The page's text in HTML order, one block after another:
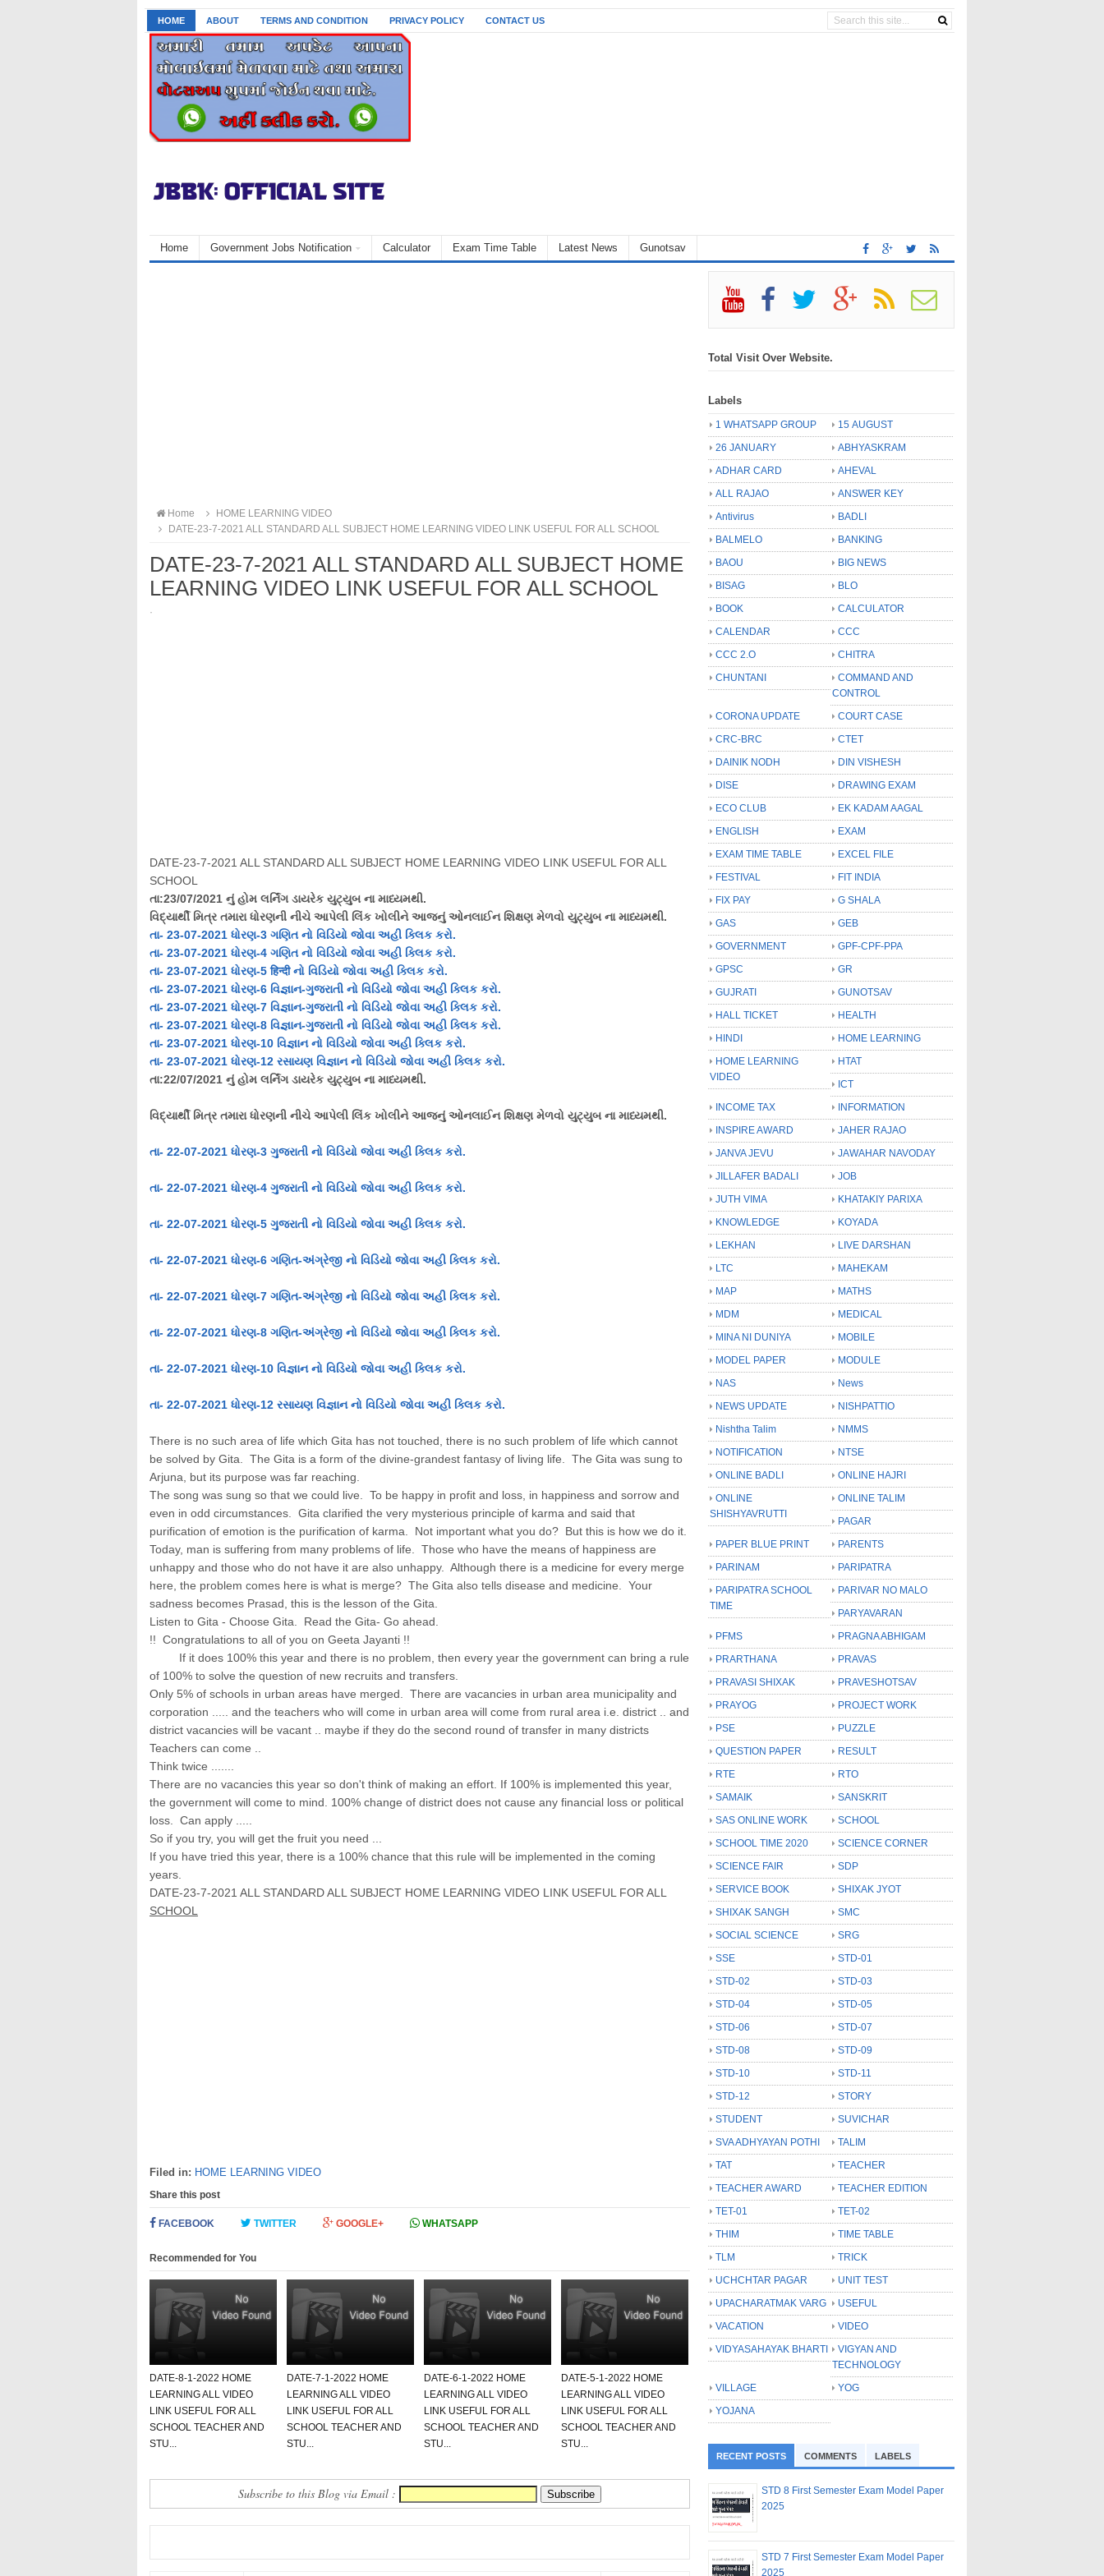
HOME ABOUT TERMS AND CONDITION PRIVACY POLICY CONTACT US
Home Government Jobs Notification Calculator Exam Time Table Latest News Gunotsav
Home
HOME LEARNING VIDEO
DATE-23-7-2021 ALL STANDARD ALL SUBJECT HOME LEARNING VIDEO LINK USEFUL FOR ALL SCHOOL
DATE-23-7-2021 ALL STANDARD ALL SUBJECT HOME
LEARNING VIDEO LINK USEFUL FOR ALL SCHOOL
·
DATE-23-7-2021 ALL STANDARD ALL SUBJECT HOME LEARNING VIDEO LINK USEFUL FOR ALL
SCHOOL
તા:23/07/2021 નું હોમ લર્નિંગડાયરેક યુટ્યુબ ના માધ્યમથી.
વિદ્યાર્થી મિત્ર તમારા ધોરણની નીચે આપેલી લિંક ખોલીને આજનું ઓનલાઈન શિક્ષણ મેળવો યુટ્યુબ ના માધ્યમથી.
તા- 23-07-2021 ધોરણ-3 ગણિત નો વિડિયો જોવા અહી ક્લિક કરો.
તા- 23-07-2021 ધોરણ-4 ગણિત નો વિડિયો જોવા અહી ક્લિક કરો.
તા- 23-07-2021 ધોરણ-5हिन्दीનો વિડિયો જોવા અહી ક્લિક કરો.
તા- 23-07-2021 ધોરણ-6 વિજ્ઞાન-ગુજરાતી નો વિડિયો જોવા અહી ક્લિક કરો.
તા- 23-07-2021 ધોરણ-7 વિજ્ઞાન-ગુજરાતી નો વિડિયો જોવા અહી ક્લિક કરો.
તા- 23-07-2021 ધોરણ-8 વિજ્ઞાન-ગુજરાતી નો વિડિયો જોવા અહી ક્લિક કરો.
તા- 23-07-2021 ધોરણ-10 વિજ્ઞાન નો વિડિયો જોવા અહી ક્લિક કરો.
તા- 23-07-2021 ધોરણ-12 રસાયણ વિજ્ઞાન નો વિડિયો જોવા અહી ક્લિક કરો.
તા:22/07/2021 નું હોમ લર્નિંગ ડાયરેક યુટ્યુબ ના માધ્યમથી.
વિદ્યાર્થી મિત્ર તમારા ધોરણની નીચે આપેલી લિંક ખોલીને આજનું ઓનલાઈન શિક્ષણ મેળવો યુટ્યુબ ના માધ્યમથી.
તા- 22-07-2021 ધોરણ-3 ગુજરાતી નો વિડિયો જોવા અહી ક્લિક કરો.
તા- 22-07-2021 ધોરણ-4 ગુજરાતી નો વિડિયો જોવા અહી ક્લિક કરો.
તા- 22-07-2021 ધોરણ-5 ગુજરાતી નો વિડિયો જોવા અહી ક્લિક કરો.
તા- 22-07-2021 ધોરણ-6 ગણિત-અંગ્રેજી નો વિડિયો જોવા અહી ક્લિક કરો.
તા- 22-07-2021 ધોરણ-7 ગણિત-અંગ્રેજી નો વિડિયો જોવા અહી ક્લિક કરો.
તા- 22-07-2021 ધોરણ-8 ગણિત-અંગ્રેજી નો વિડિયો જોવા અહી ક્લિક કરો.
તા- 22-07-2021 ધોરણ-10 વિજ્ઞાન નો વિડિયો જોવા અહી ક્લિક કરો.
તા- 22-07-2021 ધોરણ-12 રસાયણ વિજ્ઞાન નો વિડિયો જોવા અહી ક્લિક કરો.
There is no such area of ​​life which Gita has not touched, there is no such problem of life which cannot
be solved by Gita. The Gita is a form of the divine-grandest fantasy of living life. The Gita was sung to
Arjuna, but its purpose was far reaching.
The song was sung so that we could live. To be happy in profit and loss, in happiness and sorrow and
even in odd circumstances. Gita clarified the very mysterious principle of karma and said that
purification of emotion is the purification of karma. Not important what you do? But this is how we do it.
Today, man is suffering from many problems of life. Those who have the means of happiness are
unhappy and those who do not have it are also unhappy. Although there is a medicine for every merge
here, the problem comes here is what is merge? The Gita also tells disease and medicine. Your
sadness becomes Prasad, this is the lesson of the Gita.
Listen to Gita - Choose Gita. Read the Gita- Go ahead.
!! Congratulations to all of you on Geeta Jayanti !!
If it does 100% this year and there is no problem, then every year the government can bring a rule
of 100% to solve the question of new recruits and transfers.
Only 5% of schools in urban areas have merged. There are vacancies in urban area municipality and
corporation ..... and the teachers who will come in urban area will come from rural area i.e. district .. and
district vacancies will be vacant .. maybe if they do the second round of transfer in many districts
Teachers can come ..
Think twice .......
There are no vacancies this year so don't think of making an effort. If 100% is implemented this year,
the government will come to mind. 100% change of district does not cause any financial loss or political
loss. Can apply .....
So if you try, you will get the fruit you need ...
If you have tried this year, there is a 100% chance that this rule will be implemented in the coming
years.
DATE-23-7-2021 ALL STANDARD ALL SUBJECT HOME LEARNING VIDEO LINK USEFUL FOR ALL
SCHOOL
Filed in: HOME LEARNING VIDEO
Share this post
FACEBOOK TWITTER GOOGLE+ WHATSAPP
Recommended for You
DATE-8-1-2022 HOME
LEARNING ALL VIDEO
LINK USEFUL FOR ALL
SCHOOL TEACHER AND
STU...
DATE-7-1-2022 HOME
LEARNING ALL VIDEO
LINK USEFUL FOR ALL
SCHOOL TEACHER AND
STU...
DATE-6-1-2022 HOME
LEARNING ALL VIDEO
LINK USEFUL FOR ALL
SCHOOL TEACHER AND
STU...
DATE-5-1-2022 HOME
LEARNING ALL VIDEO
LINK USEFUL FOR ALL
SCHOOL TEACHER AND
STU...
Subscribe to this Blog via Email :
Total Visit Over Website.
Labels
1 WHATSAPP GROUP
15 AUGUST
26 JANUARY
ABHYASKRAM
ADHAR CARD
AHEVAL
ALL RAJAO
ANSWER KEY
Antivirus
BADLI
BALMELO
BANKING
BAOU
BIG NEWS
BISAG
BLO
BOOK
CALCULATOR
CALENDAR
CCC
CCC 2.O
CHITRA
CHUNTANI
COMMAND AND
CONTROL
CORONA UPDATE
COURT CASE
CRC-BRC
CTET
DAINIK NODH
DIN VISHESH
DISE
DRAWING EXAM
ECO CLUB
EK KADAM AAGAL
ENGLISH
EXAM
EXAM TIME TABLE
EXCEL FILE
FESTIVAL
FIT INDIA
FIX PAY
G SHALA
GAS
GEB
GOVERNMENT
GPF-CPF-PPA
GPSC
GR
GUJRATI
GUNOTSAV
HALL TICKET
HEALTH
HINDI
HOME LEARNING
HOME LEARNING
VIDEO
HTAT
ICT
INCOME TAX
INFORMATION
INSPIRE AWARD
JAHER RAJAO
JANVA JEVU
JAWAHAR NAVODAY
JILLAFER BADALI
JOB
JUTH VIMA
KHATAKIY PARIXA
KNOWLEDGE
KOYADA
LEKHAN
LIVE DARSHAN
LTC
MAHEKAM
MAP
MATHS
MDM
MEDICAL
MINA NI DUNIYA
MOBILE
MODEL PAPER
MODULE
NAS
News
NEWS UPDATE
NISHPATTIO
Nishtha Talim
NMMS
NOTIFICATION
NTSE
ONLINE BADLI
ONLINE HAJRI
ONLINE
SHISHYAVRUTTI
ONLINE TALIM
PAGAR
PAPER BLUE PRINT
PARENTS
PARINAM
PARIPATRA
PARIPATRA SCHOOL
TIME
PARIVAR NO MALO
PARYAVARAN
PFMS
PRAGNA ABHIGAM
PRARTHANA
PRAVAS
PRAVASI SHIXAK
PRAVESHOTSAV
PRAYOG
PROJECT WORK
PSE
PUZZLE
QUESTION PAPER
RESULT
RTE
RTO
SAMAIK
SANSKRIT
SAS ONLINE WORK
SCHOOL
SCHOOL TIME 2020
SCIENCE CORNER
SCIENCE FAIR
SDP
SERVICE BOOK
SHIXAK JYOT
SHIXAK SANGH
SMC
SOCIAL SCIENCE
SRG
SSE
STD-01
STD-02
STD-03
STD-04
STD-05
STD-06
STD-07
STD-08
STD-09
STD-10
STD-11
STD-12
STORY
STUDENT
SUVICHAR
SVA ADHYAYAN POTHI
TALIM
TAT
TEACHER
TEACHER AWARD
TEACHER EDITION
TET-01
TET-02
THIM
TIME TABLE
TLM
TRICK
UCHCHTAR PAGAR
UNIT TEST
UPACHARATMAK VARG
USEFUL
VACATION
VIDEO
VIDYASAHAYAK BHARTI
VIGYAN AND
TECHNOLOGY
VILLAGE
YOG
YOJANA
RECENT POSTS COMMENTS LABELS
STD 8 First Semester Exam Model Paper
2025
STD 7 First Semester Exam Model Paper
2025